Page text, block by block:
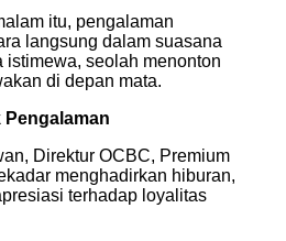
itu, pengalaman
langsung dalam suasana
seolah menonton
di depan mata.
Direktur OCBC, Premium
menghadirkan hiburan,
terhadap loyalitas